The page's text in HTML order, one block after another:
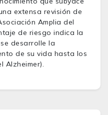
extensa revisión de
Amplia del
de riesgo indica la
desarrolle la
de su vida hasta los
Alzheimer).